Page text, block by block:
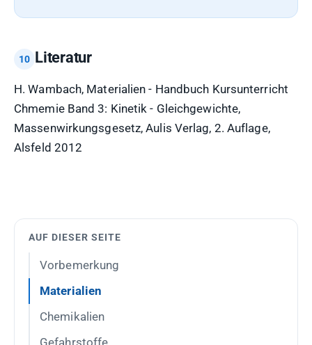
Literatur
H. Wambach, Materialien - Handbuch Kursunterricht
Chmemie Band 3: Kinetik - Gleichgewichte,
Massenwirkungsgesetz, Aulis Verlag, 2. Auflage,
Alsfeld 2012
AUF DIESER SEITE
Vorbemerkung
Materialien
Chemikalien
Gefahrstoffe